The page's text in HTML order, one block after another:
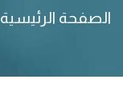
الصفحة الرئيسية